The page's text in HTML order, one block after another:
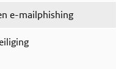
e-mailphishing